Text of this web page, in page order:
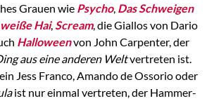
Grauen wie Psycho, Das Schweigen
Hai,Scream, die Giallos von Dario
Halloweenvon John Carpenter, der
aus eine anderen Weltvertreten ist.
Jess Franco, Amando de Ossorio oder
ist nur einmal vertreten, der Hammer-